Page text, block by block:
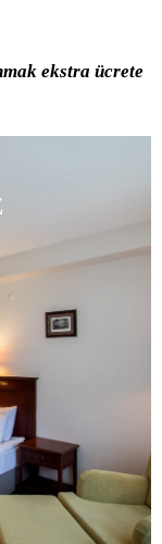
ekstra ücrete